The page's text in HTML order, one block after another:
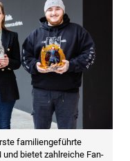
familiengeführte
und bietet zahlreiche Fan-